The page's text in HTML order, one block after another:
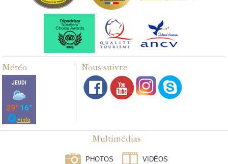
Météo Nous suivre
Multimédias
PHOTOS VIDÉOS